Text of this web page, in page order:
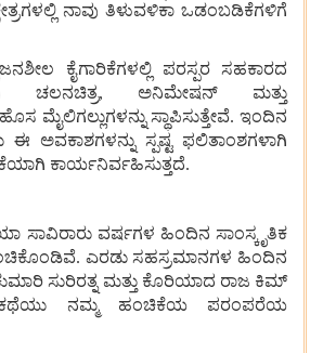
ನಾವು ತಿಳುವಳಿಕಾ ಒಡಂಬಡಿಕೆಗಳಿಗೆ
ಕೈಗಾರಿಕೆಗಳಲ್ಲಿ ಪರಸ್ಪರ
ಸಹಕಾರದ
ಚಲನಚಿತ್ರ, ಅನಿಮೇಷನ್
ಮತ್ತು
ಹೊಸ ಮೈಲಿಗಲ್ಲುಗಳನ್ನು ಸ್ಥಾಪಿಸುತ್ತೇವೆ. ಇಂದಿನ
ಈ ಅವಕಾಶಗಳನ್ನು ಸ್ಪಷ್ಟ ಫಲಿತಾಂಶಗಳಾಗಿ
ಕಾರ್ಯನಿರ್ವಹಿಸುತ್ತದೆ.
ಸಾವಿರಾರು ವರ್ಷಗಳ ಹಿಂದಿನ ಸಾಂಸ್ಕೃತಿಕ
ಎರಡು ಸಹಸ್ರಮಾನಗಳ ಹಿಂದಿನ
ಸುರಿರತ್ನ ಮತ್ತು ಕೊರಿಯಾದ ರಾಜ ಕಿಮ್
ನಮ್ಮ ಹಂಚಿಕೆಯ
ಪರಂಪರೆಯ